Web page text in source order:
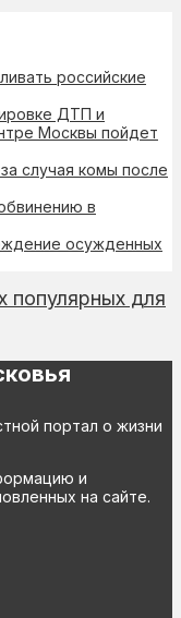
российские
ДТП и
Москвы пойдет
случая комы после
в
осужденных
популярных для
портал о жизни
и
на сайте.